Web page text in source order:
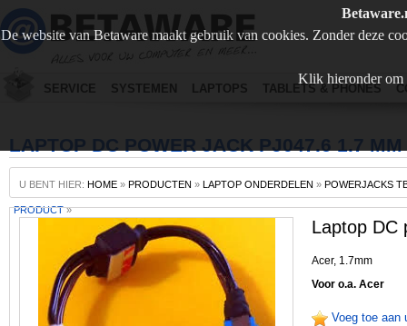
De website van Betaware maakt gebruik van cookies. Zonder deze
Klik hieronder om
SERVICE SYSTEMEN LAPTOPS TABLETS & PHONES
LAPTOP DC POWER JACK PJ047.6 1.7 MM
U BENT HIER: HOME » PRODUCTEN » LAPTOP ONDERDELEN » POWERJACKS
PRODUCT»
Laptop DC
Acer, 1.7mm
Voor o.a. Acer
Voeg toe aan